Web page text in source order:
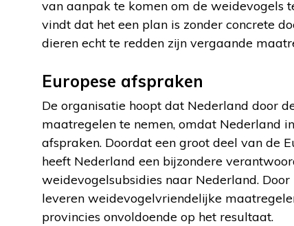
van aanpak te komen om de weidevogels
vindt dat het een plan is zonder concrete
dieren echt te redden zijn vergaande
Europese afspraken
De organisatie hoopt dat Nederland door
maatregelen te nemen, omdat Nederland
afspraken. Doordat een groot deel van de
heeft Nederland een bijzondere
weidevogelsubsidies naar Nederland.
leveren weidevogelvriendelijke
provincies onvoldoende op het resultaat.